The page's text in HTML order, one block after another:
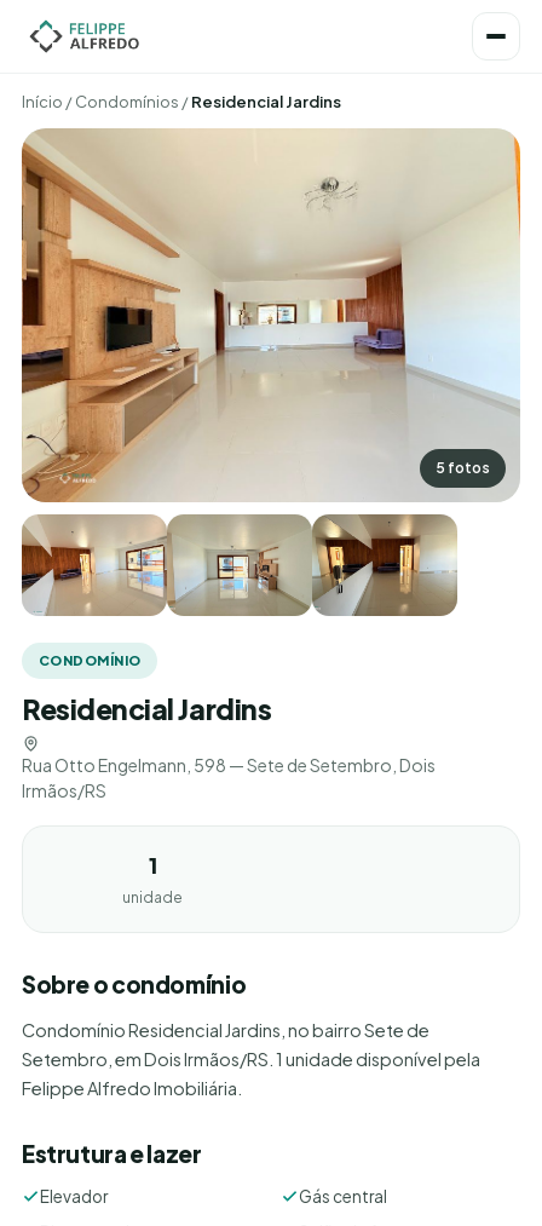
Início /Condomínios /Residencial Jardins
5 fotos
CONDOMÍNIO
Residencial Jardins
Rua Otto Engelmann, 598 — Sete de Setembro, Dois
Irmãos/RS
1
unidade
Sobre o condomínio
Condomínio Residencial Jardins, no bairro Sete de
Setembro, em Dois Irmãos/RS. 1 unidade disponível pela
Felippe Alfredo Imobiliária.
Estrutura e lazer
Elevador
Gás central